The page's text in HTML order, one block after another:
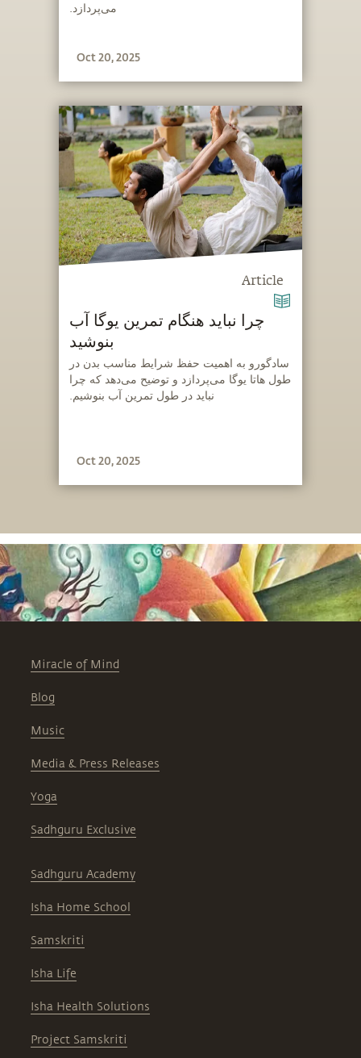
می‌پردازد.
Oct 20, 2025
Article
چرا نباید هنگام تمرین یوگا آب
بنوشید
‫سادگورو به اهمیت حفظ شرایط مناسب بدن در
طول هاتا یوگا می‌پردازد و توضیح می‌دهد که چرا
نباید در طول تمرین آب بنوشیم.
Oct 20, 2025
Miracle of Mind
Blog
Music
Media & Press Releases
Yoga
Sadhguru Exclusive
Sadhguru Academy
Isha Home School
Samskriti
Isha Life
Isha Health Solutions
Project Samskriti